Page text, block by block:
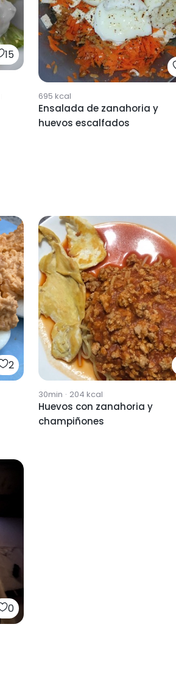
15
695 kcal
Ensalada de zanahoria y
huevos escalfados
2
30min · 204 kcal
Huevos con zanahoria y
champiñones
0